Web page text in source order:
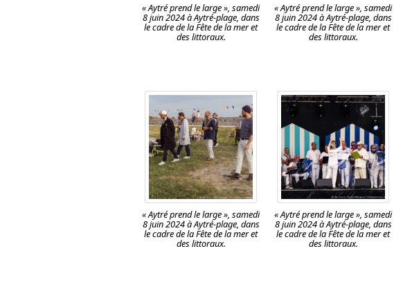
« Aytré prend le large », samedi
8 juin 2024 à Aytré-plage, dans
le cadre de la Fête de la mer et
des littoraux.
« Aytré prend le large », samedi
8 juin 2024 à Aytré-plage, dans
le cadre de la Fête de la mer et
des littoraux.
« Aytré prend le large », samedi
8 juin 2024 à Aytré-plage, dans
le cadre de la Fête de la mer et
des littoraux.
« Aytré prend le large », samedi
8 juin 2024 à Aytré-plage, dans
le cadre de la Fête de la mer et
des littoraux.